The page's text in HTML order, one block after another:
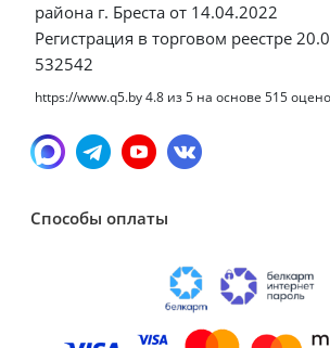
района г. Бреста от 14.04.2022
Регистрация в торговом реестре
532542
https://www.q5.by4.8 из5 на основе 515
Способы оплаты